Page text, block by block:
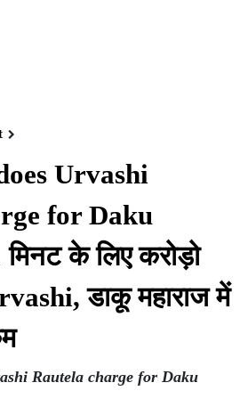
Urvashi
for Daku
के लिए करोड़ो
डाकू महाराज में
Rautela charge for Daku